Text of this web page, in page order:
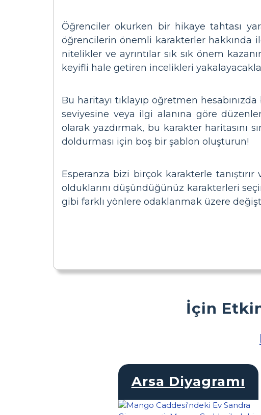
Öğrenciler okurken bir hikaye tahtası
öğrencilerin önemli karakterler hakkında
nitelikler ve ayrıntılar sık ​​sık önem
keyifli hale getiren incelikleri
Bu haritayı tıklayıp öğretmen
seviyesine veya ilgi alanına göre
olarak yazdırmak, bu karakter haritasını
doldurması için boş bir şablon oluşturun!
Esperanza bizi birçok karakterle
olduklarını düşündüğünüz karakterleri
gibi farklı yönlere odaklanmak üzere
İçin
Arsa Diyagramı